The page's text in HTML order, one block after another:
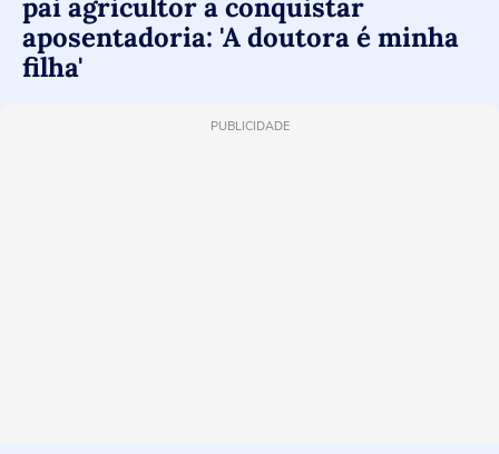
pai agricultor a conquistar
aposentadoria: 'A doutora é minha
filha'
PUBLICIDADE